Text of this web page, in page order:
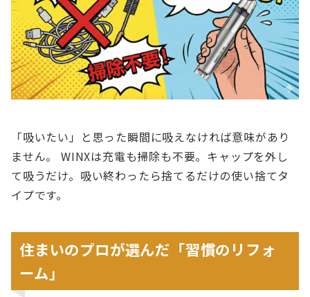
「吸いたい」と思った瞬間に吸えなければ意味があり
ません。 WINXは充電も掃除も不要。キャップを外し
て吸うだけ。吸い終わったら捨てるだけの使い捨てタ
イプです。
住まいのプロが選んだ「習慣のリフォ
ーム」